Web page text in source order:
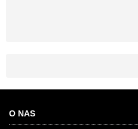
O NAS